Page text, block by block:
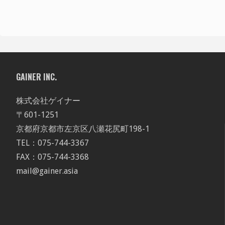
GAINER INC.
株式会社ゲイナー
〒601-1251
京都府京都市左京区八瀬花尻町198-1
TEL：075-744-3367
FAX：075-744-3368
mail@gainer.asia